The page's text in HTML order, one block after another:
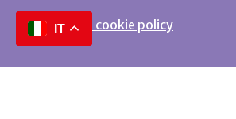
Privacy e cookie policy
IT